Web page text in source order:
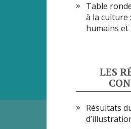
Table
à la culture
humains et
LES
Résultats